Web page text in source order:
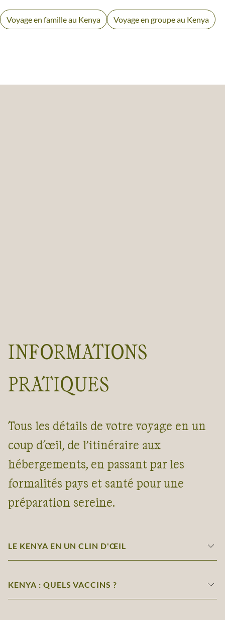
Voyage en famille au Kenya Voyage en groupe au Kenya
INFORMATIONS
PRATIQUES
Tous les détails de votre voyage en un
coup d'œil, de l’itinéraire aux
hébergements, en passant par les
formalités pays et santé pour une
préparation sereine.
LE KENYA EN UN CLIN D'ŒIL
KENYA : QUELS VACCINS ?